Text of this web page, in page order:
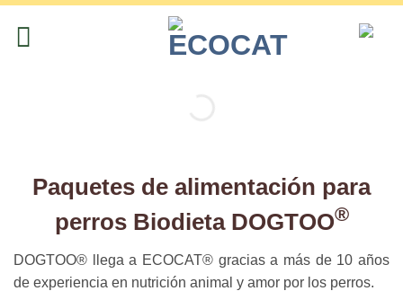
Saltar
Paquetes de alimentación para
perros Biodieta DOGTOO®
DOGTOO® llega a ECOCAT® gracias a más de 10 años
de experiencia en nutrición animal y amor por los perros.